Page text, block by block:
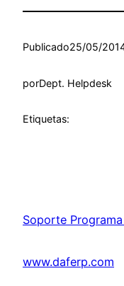
Publicado25/05/
porDept. Helpdesk
Etiquetas:
Soporte
www.daferp.com